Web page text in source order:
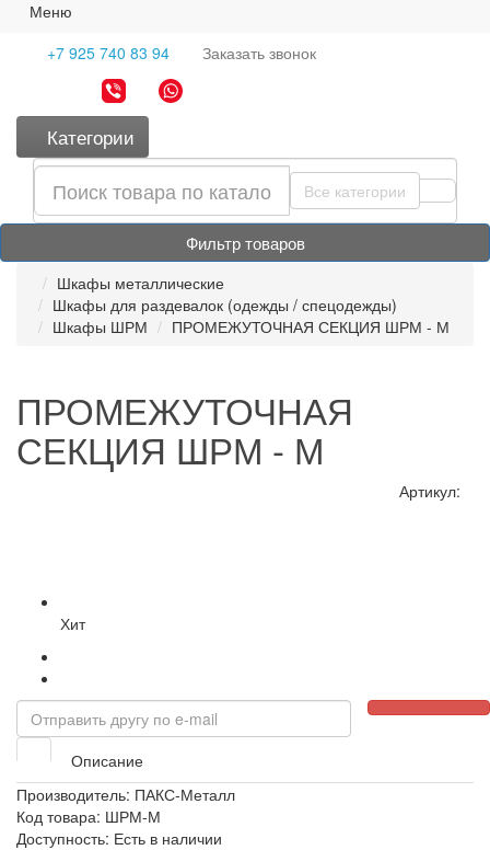
Меню
+7 925 740 83 94
Заказать звонок
Категории
Все категории
Фильтр товаров
Шкафы металлические
Шкафы для раздевалок (одежды / спецодежды)
Шкафы ШРМ
ПРОМЕЖУТОЧНАЯ СЕКЦИЯ ШРМ - М
ПРОМЕЖУТОЧНАЯ
СЕКЦИЯ ШРМ - М
Артикул:
Хит
Описание
Производитель: ПАКС-Металл
Код товара: ШРМ-М
Доступность: Есть в наличии